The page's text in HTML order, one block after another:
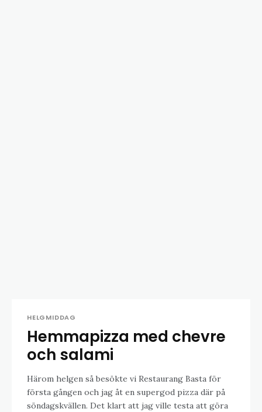
HELGMIDDAG
Hemmapizza med chevre
och salami
Härom helgen så besökte vi Restaurang Basta för
första gången och jag åt en supergod pizza där på
söndagskvällen. Det klart att jag ville testa att göra